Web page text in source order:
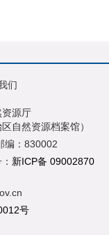
们
源厅
自然资源档案馆）
编：830002
新ICP备 09002870
号